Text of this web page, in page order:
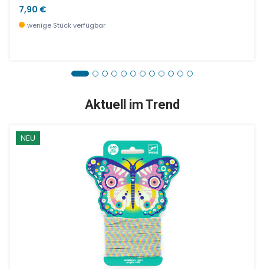
7,90 €
wenige Stück verfügbar
Traumfänger - Lotusfee
Aktuell im Trend
NEU